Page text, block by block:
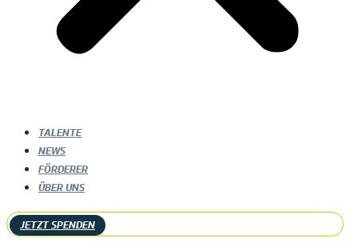
TALENTE
NEWS
FÖRDERER
ÜBER UNS
JETZT SPENDEN